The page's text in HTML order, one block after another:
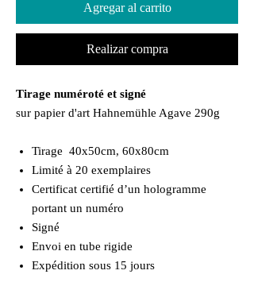
Agregar al carrito
Realizar compra
Tirage numéroté et signé
sur papier d'art Hahnemühle Agave 290g
Tirage 40x50cm, 60x80cm
Limité à 20 exemplaires
Certificat certifié d’un hologramme
portant un numéro
Signé
Envoi en tube rigide
Expédition sous 15 jours